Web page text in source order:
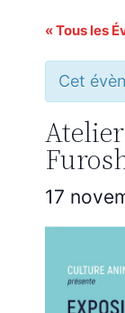
« Tous les
Cet
17